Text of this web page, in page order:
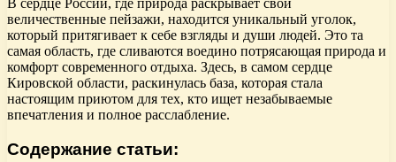
величественные пейзажи, находится уникальный уголок,
который притягивает к себе взгляды и души людей. Это та
самая область, где сливаются воедино потрясающая природа и
комфорт современного отдыха. Здесь, в самом сердце
Кировской области, раскинулась база, которая стала
настоящим приютом для тех, кто ищет незабываемые
впечатления и полное расслабление.
Содержание статьи: